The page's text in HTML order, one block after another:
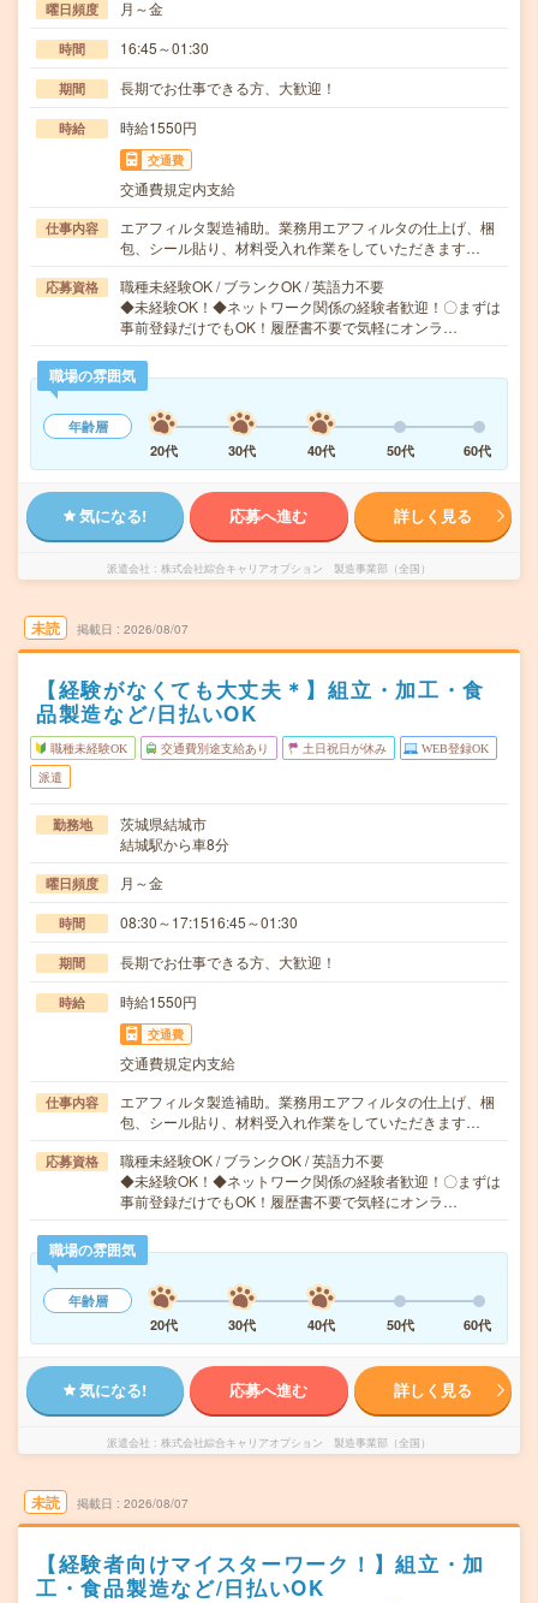
曜日頻度 月～金
時間 16:45～01:30
期間 長期でお仕事できる方、大歓迎！
時給 時給1550円
交通費
交通費規定内支給
仕事内容
エアフィルタ製造補助。業務用エアフィルタの仕上げ、梱
包、シール貼り、材料受入れ作業をしていただきます…
応募資格
職種未経験OK / ブランクOK / 英語力不要
◆未経験OK！◆ネットワーク関係の経験者歓迎！〇まずは
事前登録だけでもOK！履歴書不要で気軽にオンラ…
職場の雰囲気
年齢層
20代
30代 40代 50代 60代
気になる! 応募へ進む 詳しく見る
派遣会社 株式会社綜合キャリアオプション 製造事業部（全国）
未読 掲載日 2026/08/07
【経験がなくても大丈夫＊】組立・加工・食
品製造など/日払いOK
職種未経験OK 交通費別途支給あり 土日祝日が休み WEB登録OK
派遣
勤務地
茨城県結城市
結城駅から車8分
曜日頻度 月～金
時間 08:30～17:1516:45～01:30
期間 長期でお仕事できる方、大歓迎！
時給 時給1550円
交通費
交通費規定内支給
仕事内容
エアフィルタ製造補助。業務用エアフィルタの仕上げ、梱
包、シール貼り、材料受入れ作業をしていただきます…
応募資格
職種未経験OK / ブランクOK / 英語力不要
◆未経験OK！◆ネットワーク関係の経験者歓迎！〇まずは
事前登録だけでもOK！履歴書不要で気軽にオンラ…
職場の雰囲気
年齢層
20代
30代 40代 50代 60代
気になる! 応募へ進む 詳しく見る
派遣会社 株式会社綜合キャリアオプション 製造事業部（全国）
未読 掲載日 2026/08/07
【経験者向けマイスターワーク！】組立・加
工・食品製造など/日払いOK